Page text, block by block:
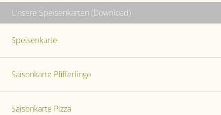
Unsere Speisenkarten (Download)
Speisenkarte
Saisonkarte Pfifferlinge
Saisonkarte Pizza